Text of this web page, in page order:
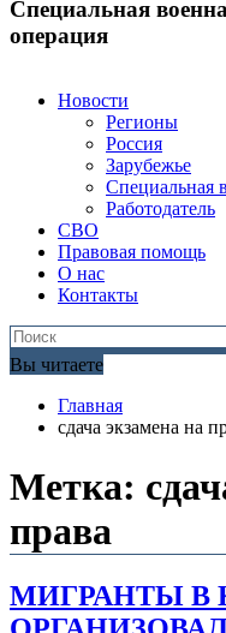
Специальная
операция
Новости
Регионы
Россия
Зарубежье
Специальная
Работодатель
СВО
Правовая помощь
О нас
Контакты
Вы читаете
Главная
сдача экзамена на
Метка:
права
МИГРАНТЫ В